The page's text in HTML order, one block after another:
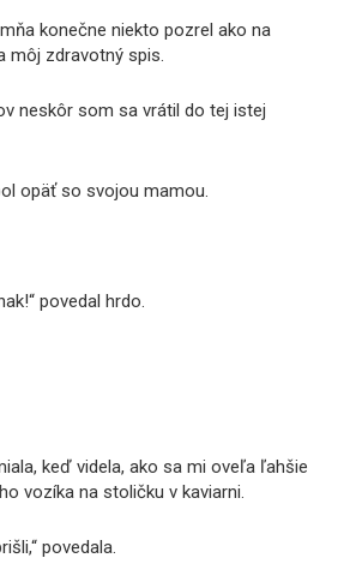
konečne niekto pozrel ako na
môj zdravotný spis.
neskôr som sa vrátil do tej istej
opäť so svojou mamou.
povedal hrdo.
keď videla, ako sa mi oveľa ľahšie
vozíka na stoličku v kaviarni.
povedala.